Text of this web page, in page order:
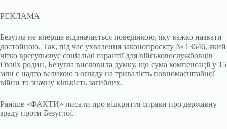
РЕКЛАМА
Безугла не вперше відзначається поведінкою, яку важко назвати
достойною. Так, під час ухвалення законопроєкту № 13646, який
чітко врегульовує соціальні гарантії для військовослужбовців
і їхніх родин, Безугла висловила думку, що сума компенсації у 15
млн є надто великою з огляду на тривалість повномасштабної
війни та значну кількість загиблих.
Раніше «ФАКТИ» писали про відкриття справи про державну
зраду проти Безуглої.